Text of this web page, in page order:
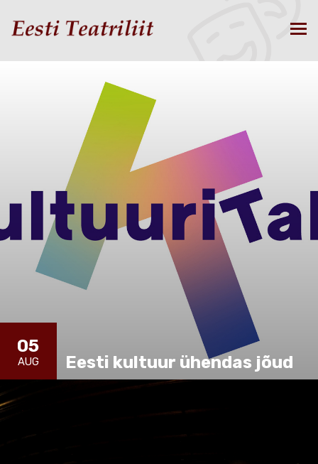
05
AUG Eesti kultuur ühendas jõud